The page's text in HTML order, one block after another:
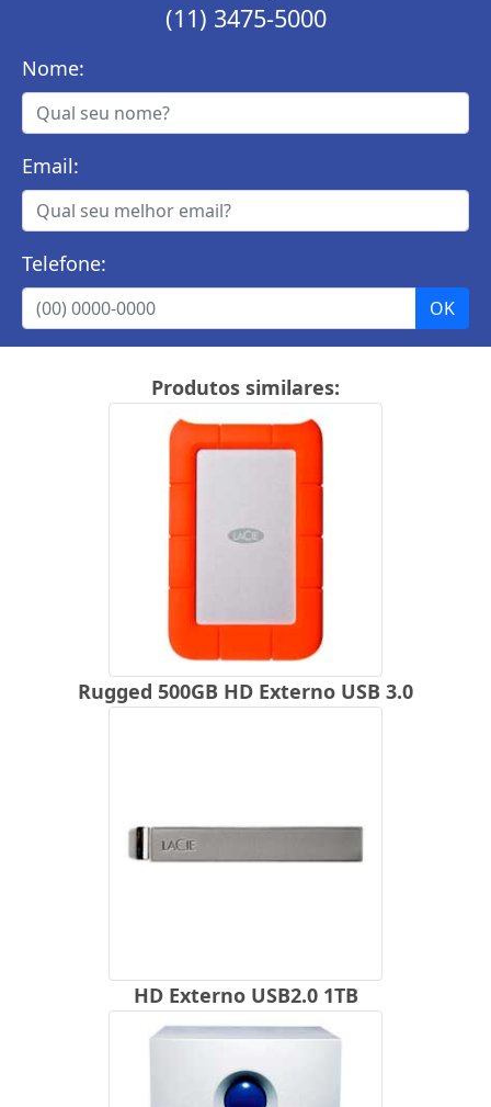
(11) 3475-5000
Nome:
Email:
Telefone:
Produtos similares:
Rugged 500GB HD Externo USB 3.0
HD Externo USB2.0 1TB